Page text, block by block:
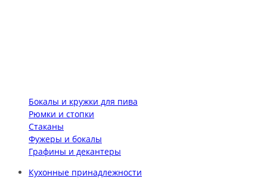
Бокалы и кружки для пива
Рюмки и стопки
Стаканы
Фужеры и бокалы
Графины и декантеры
Кухонные принадлежности